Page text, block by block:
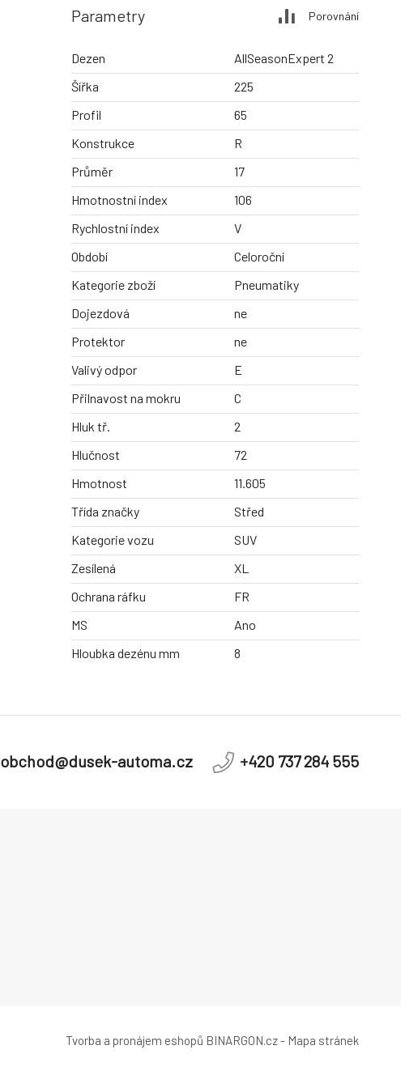
Parametry Porovnání
Dezen
AllSeasonExpert 2
Šířka
225
Profil
65
Konstrukce
R
Průměr
17
Hmotnostní index
106
Rychlostní index
V
Období
Celoroční
Kategorie zboží
Pneumatiky
Dojezdová
ne
Protektor
ne
Valivý odpor
E
Přilnavost na mokru
C
Hluk tř.
2
Hlučnost
72
Hmotnost
11.605
Třída značky
Střed
Kategorie vozu
SUV
Zesílená
XL
Ochrana ráfku
FR
MS
Ano
Hloubka dezénu mm
8
obchod@dusek-automa.cz +420 737 284 555
Tvorba a pronájem eshopů BINARGON.cz- Mapa stránek